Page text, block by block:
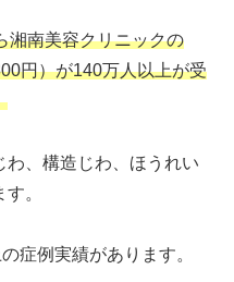
湘南美容クリニックの
円）が140万人以上が受
わ、構造じわ、ほうれい
。
症例実績があります。